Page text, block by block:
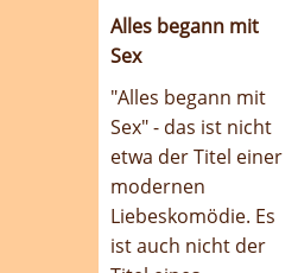
Alles begann mit
Sex
"Alles begann mit
Sex" - das ist nicht
etwa der Titel einer
modernen
Liebeskomödie. Es
ist auch nicht der